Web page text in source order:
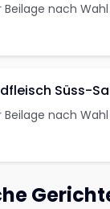
nach Wahl
Süss-
nach Wahl